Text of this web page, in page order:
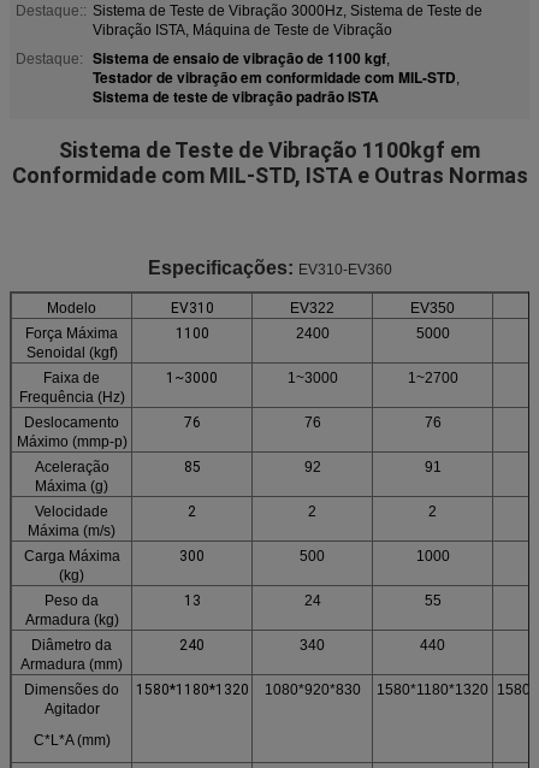
Destaque:: Sistema de Teste de Vibração 3000Hz, Sistema de Teste de
Vibração ISTA, Máquina de Teste de Vibração
Destaque:
Sistema de ensaio de vibração de 1100 kgf,
Testador de vibração em conformidade com MIL-STD,
Sistema de teste de vibração padrão ISTA
Sistema de Teste de Vibração 1100kgf em
Conformidade com MIL-STD, ISTA e Outras Normas
Especificações: EV310-EV360
Modelo EV310 EV322 EV350
Força Máxima
Senoidal (kgf)
1100 2400 5000
Faixa de
Frequência (Hz)
1~3000 1~3000 1~2700
Deslocamento
Máximo (mmp-p)
76 76 76
Aceleração
Máxima (g)
85 92 91
Velocidade
Máxima (m/s)
2 2 2
Carga Máxima
(kg)
300 500 1000
Peso da
Armadura (kg)
13 24 55
Diâmetro da
Armadura (mm)
240 340 440
Dimensões do
Agitador
C*L*A (mm)
1580*1180*1320 1080*920*830 1580*1180*1320